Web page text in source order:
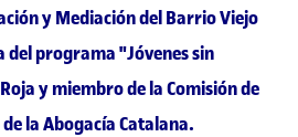
y Mediación del Barrio Viejo
del programa "Jóvenes sin
y miembro de la Comisión de
la Abogacía Catalana.